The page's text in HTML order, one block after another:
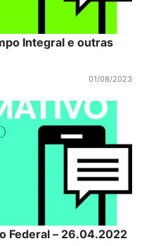
Integral e outras
01/08/2023
Federal – 26.04.2022